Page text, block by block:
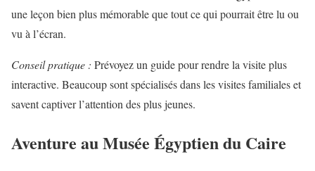
une leçon bien plus mémorable que tout ce qui pourrait être lu ou
vu à l’écran.
Conseil pratique : Prévoyez un guide pour rendre la visite plus
interactive. Beaucoup sont spécialisés dans les visites familiales et
savent captiver l’attention des plus jeunes.
Aventure au Musée Égyptien du Caire